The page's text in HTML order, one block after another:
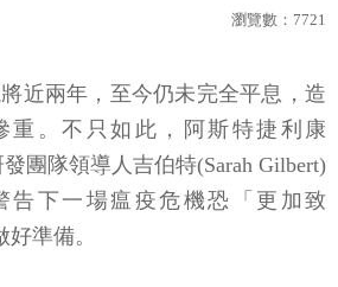
瀏覽數： 7721
近兩年，至今仍未完全平息，造
重。不只如此，阿斯特捷利康
發團隊領導人吉伯特(Sarah Gilbert)
告下一場瘟疫危機恐「更加致
準備。